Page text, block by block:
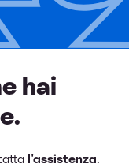
hai
l'assistenza.